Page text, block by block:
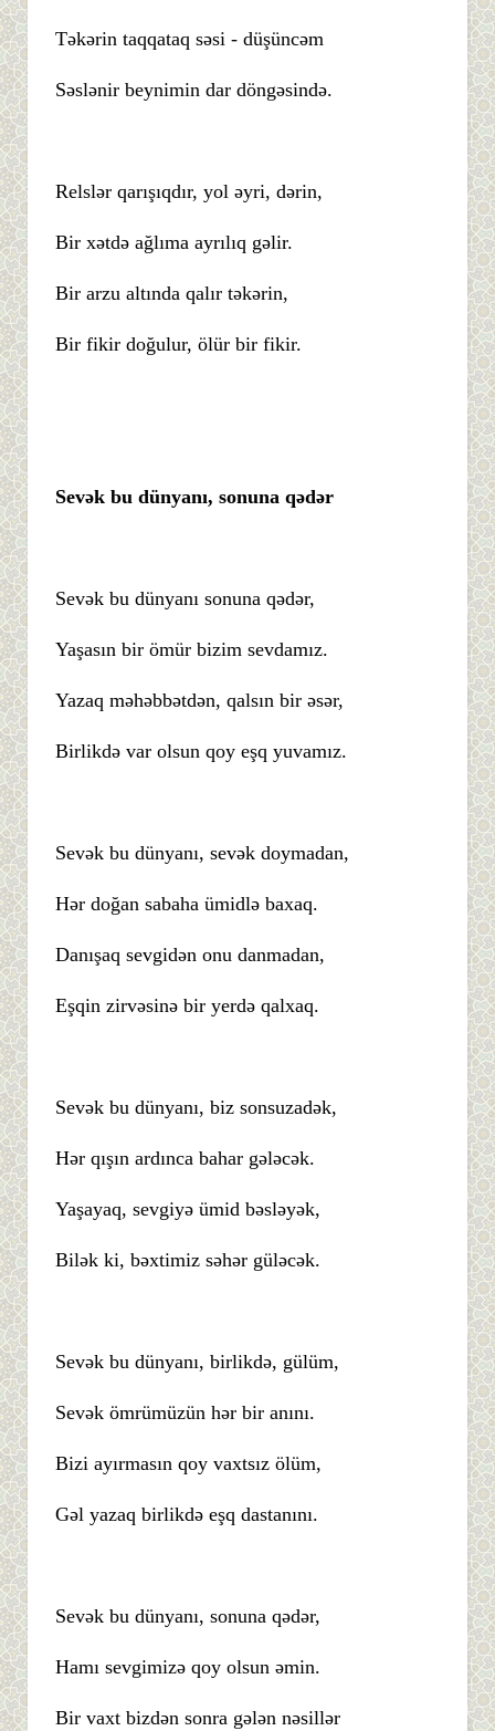
Təkərin taqqataq səsi - düşüncəm
Səslənir beynimin dar döngəsində.
Relslər qarışıqdır, yol əyri, dərin,
Bir xətdə ağlıma ayrılıq gəlir.
Bir arzu altında qalır təkərin,
Bir fikir doğulur, ölür bir fikir.
Sevək bu dünyanı, sonuna qədər
Sevək bu dünyanı sonuna qədər,
Yaşasın bir ömür bizim sevdamız.
Yazaq məhəbbətdən, qalsın bir əsər,
Birlikdə var olsun qoy eşq yuvamız.
Sevək bu dünyanı, sevək doymadan,
Hər doğan sabaha ümidlə baxaq.
Danışaq sevgidən onu danmadan,
Eşqin zirvəsinə bir yerdə qalxaq.
Sevək bu dünyanı, biz sonsuzadək,
Hər qışın ardınca bahar gələcək.
Yaşayaq, sevgiyə ümid bəsləyək,
Bilək ki, bəxtimiz səhər güləcək.
Sevək bu dünyanı, birlikdə, gülüm,
Sevək ömrümüzün hər bir anını.
Bizi ayırmasın qoy vaxtsız ölüm,
Gəl yazaq birlikdə eşq dastanını.
Sevək bu dünyanı, sonuna qədər,
Hamı sevgimizə qoy olsun əmin.
Bir vaxt bizdən sonra gələn nəsillər